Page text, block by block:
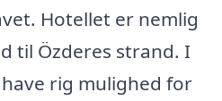
Hotellet er nemlig
til Özderes strand. I
rig mulighed for